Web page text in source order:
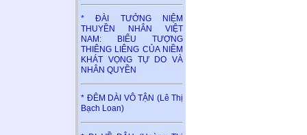
* ĐÀI TƯỞNG NIỆM
THUYỀN NHÂN VIỆT
NAM: BIỂU TƯỢNG
THIÊNG LIÊNG CỦA NIỀM
KHÁT VỌNG TỰ DO VÀ
NHÂN QUYỀN
* ĐÊM DÀI VÔ TẬN (Lê Thị
Bạch Loan)